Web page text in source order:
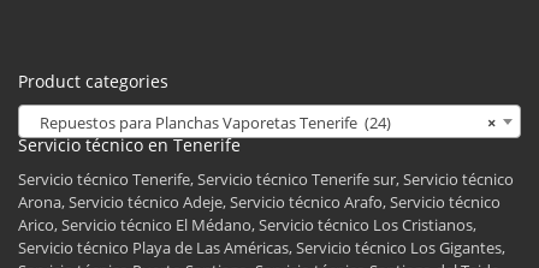
Product categories
×
Repuestos para Planchas Vaporetas Tenerife (24)
Servicio técnico en Tenerife
Servicio técnico Tenerife, Servicio técnico Tenerife sur, Servicio técnico
Arona, Servicio técnico Adeje, Servicio técnico Arafo, Servicio técnico
Arico, Servicio técnico El Médano, Servicio técnico Los Cristianos,
Servicio técnico Playa de Las Américas, Servicio técnico Los Gigantes,